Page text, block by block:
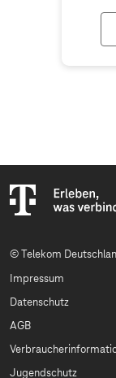
© Telekom
Impressum
Datenschutz
AGB
Jugendschutz